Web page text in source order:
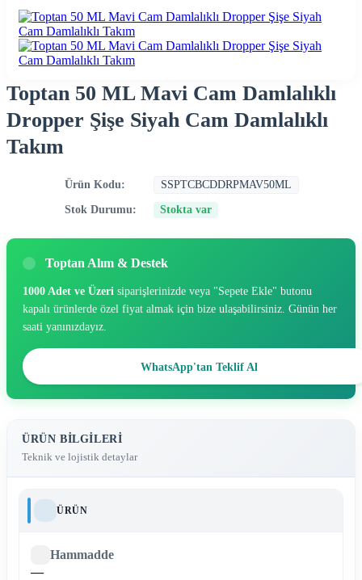
Toptan 50 ML Mavi Cam Damlalıklı
Dropper Şişe Siyah Cam Damlalıklı
Takım
Ürün Kodu: SSPTCBCDDRPMAV50ML
Stok Durumu: Stokta var
Toptan Alım & Destek
1000 Adet ve Üzeri siparişlerinizde veya "Sepete Ekle" butonu
kapalı ürünlerde özel fiyat almak için bize ulaşabilirsiniz. Günün her
saati yanınızdayız.
WhatsApp'tan Teklif Al
ÜRÜN BILGILERI
Teknik ve lojistik detaylar
ÜRÜN
Hammadde
—